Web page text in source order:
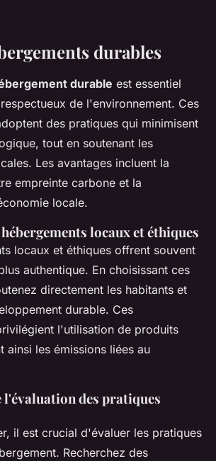
durables
durable est essentiel
de l'environnement. Ces
des pratiques qui minimisent
tout en soutenant les
Les avantages incluent la
empreinte carbone et la
locale.
locaux et éthiques
locaux et éthiques offrent souvent
authentique. En choisissant ces
directement les habitants et
durable. Ces
l'utilisation de produits
ainsi les émissions liées au
l'évaluation des pratiques
il est crucial d'évaluer les pratiques
Recherchez des